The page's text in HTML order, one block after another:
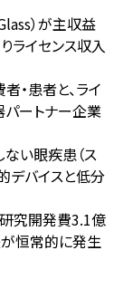
）が主収益
ライセンス収入
・患者と、ライ
パートナー企業
い眼疾患（ス
デバイスと低分
究開発費3.1億
恒常的に発生